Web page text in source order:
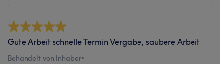
Gute Arbeit schnelle Termin Vergabe, saubere Arbeit
Behandelt von Inhaber•